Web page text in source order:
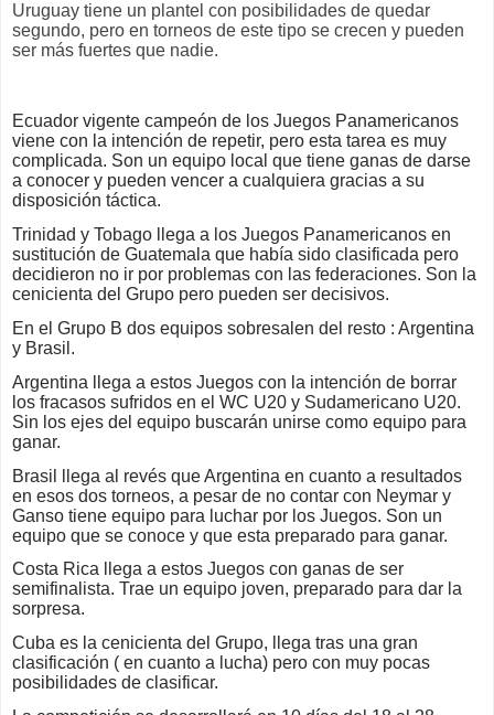
Uruguay tiene un plantel con posibilidades de quedar
segundo, pero en torneos de este tipo se crecen y pueden
ser más fuertes que nadie.
Ecuador vigente campeón de los Juegos Panamericanos
viene con la intención de repetir, pero esta tarea es muy
complicada. Son un equipo local que tiene ganas de darse
a conocer y pueden vencer a cualquiera gracias a su
disposición táctica.
Trinidad y Tobago llega a los Juegos Panamericanos en
sustitución de Guatemala que había sido clasificada pero
decidieron no ir por problemas con las federaciones. Son la
cenicienta del Grupo pero pueden ser decisivos.
En el Grupo B dos equipos sobresalen del resto : Argentina
y Brasil.
Argentina llega a estos Juegos con la intención de borrar
los fracasos sufridos en el WC U20 y Sudamericano U20.
Sin los ejes del equipo buscarán unirse como equipo para
ganar.
Brasil llega al revés que Argentina en cuanto a resultados
en esos dos torneos, a pesar de no contar con Neymar y
Ganso tiene equipo para luchar por los Juegos. Son un
equipo que se conoce y que esta preparado para ganar.
Costa Rica llega a estos Juegos con ganas de ser
semifinalista. Trae un equipo joven, preparado para dar la
sorpresa.
Cuba es la cenicienta del Grupo, llega tras una gran
clasificación ( en cuanto a lucha) pero con muy pocas
posibilidades de clasificar.